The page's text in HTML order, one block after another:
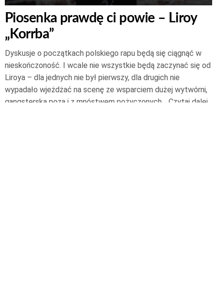
Piosenka prawdę ci powie – Liroy
„Korrba”
Dyskusje o początkach polskiego rapu będą się ciągnąć w
nieskończoność. I wcale nie wszystkie będą zaczynać się od
Liroya – dla jednych nie był pierwszy, dla drugich nie
wypadało wjeżdżać na scenę ze wsparciem dużej wytwórni,
gangsterską pozą i z mnóstwem pożyczonych… Czytaj dalej